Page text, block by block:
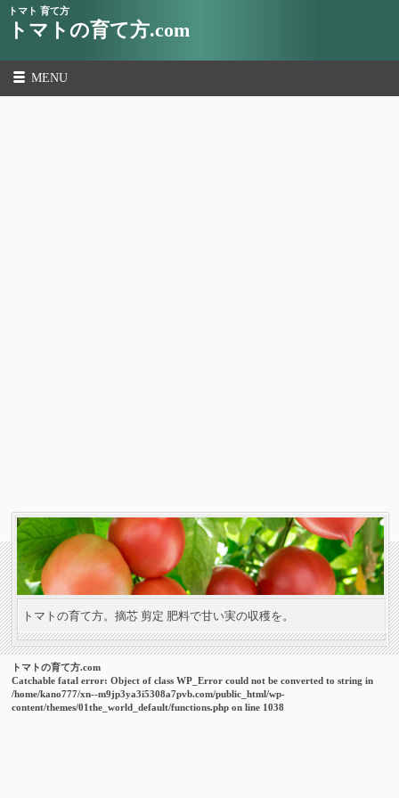
トマト 育て方
トマトの育て方.com
MENU
トマトの育て方。摘芯 剪定 肥料で甘い実の収穫を。
トマトの育て方.com
Catchable fatal error: Object of class WP_Error could not be converted to string in
/home/kano777/xn--m9jp3ya3i5308a7pvb.com/public_html/wp-
content/themes/01the_world_default/functions.php on line 1038